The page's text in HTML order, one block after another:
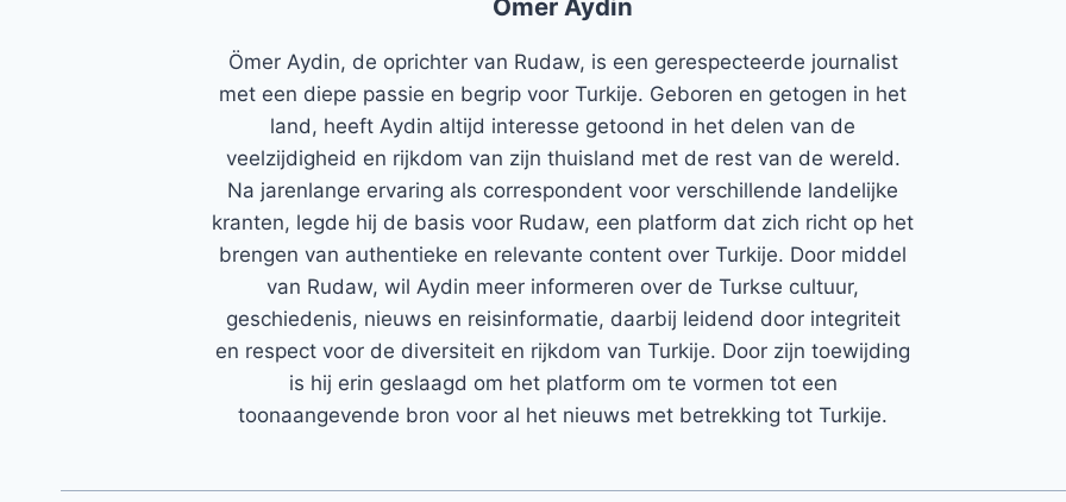
Ömer Aydin
Ömer Aydin, de oprichter van Rudaw, is een gerespecteerde journalist
met een diepe passie en begrip voor Turkije. Geboren en getogen in het
land, heeft Aydin altijd interesse getoond in het delen van de
veelzijdigheid en rijkdom van zijn thuisland met de rest van de wereld.
Na jarenlange ervaring als correspondent voor verschillende landelijke
kranten, legde hij de basis voor Rudaw, een platform dat zich richt op het
brengen van authentieke en relevante content over Turkije. Door middel
van Rudaw, wil Aydin meer informeren over de Turkse cultuur,
geschiedenis, nieuws en reisinformatie, daarbij leidend door integriteit
en respect voor de diversiteit en rijkdom van Turkije. Door zijn toewijding
is hij erin geslaagd om het platform om te vormen tot een
toonaangevende bron voor al het nieuws met betrekking tot Turkije.